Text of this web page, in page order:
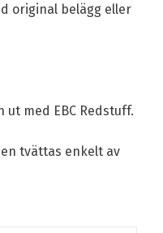
original belägg eller
med EBC Redstuff.
tvättas enkelt av